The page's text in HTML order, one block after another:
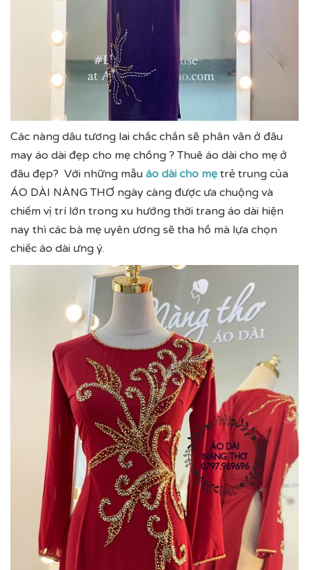
Các nàng dâu tương lai chắc chắn sẽ phân vân ở đâu
may áo dài đẹp cho mẹ chồng ? Thuê áo dài cho mẹ ở
đâu đẹp? Với những mẫu áo dài cho mẹ trẻ trung của
ÁO DÀI NÀNG THƠ ngày càng được ưa chuộng và
chiếm vị trí lớn trong xu hướng thời trang áo dài hiện
nay thì các bà mẹ uyên ương sẽ tha hồ mà lựa chọn
chiếc áo dài ưng ý.